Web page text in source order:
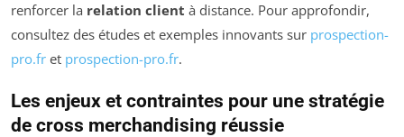
renforcer la relation client à distance. Pour approfondir,
consultez des études et exemples innovants sur prospection-
pro.fr et prospection-pro.fr.
Les enjeux et contraintes pour une stratégie
de cross merchandising réussie